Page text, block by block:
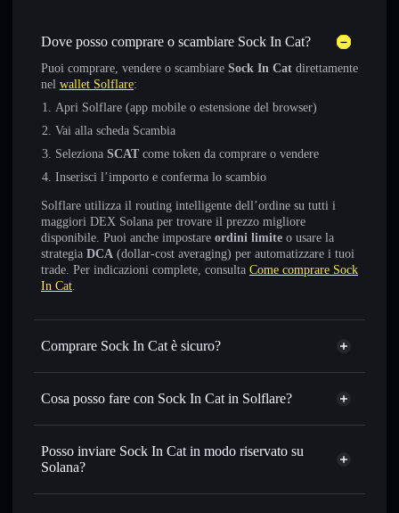
Dove posso comprare o scambiare Sock In Cat?
Puoi comprare, vendere o scambiare Sock In Cat direttamente
nel wallet Solflare:
Apri Solflare (app mobile o estensione del browser)
Vai alla scheda Scambia
Seleziona SCAT come token da comprare o vendere
Inserisci l’importo e conferma lo scambio
Solflare utilizza il routing intelligente dell’ordine su tutti i
maggiori DEX Solana per trovare il prezzo migliore
disponibile. Puoi anche impostare ordini limite o usare la
strategia DCA (dollar-cost averaging) per automatizzare i tuoi
trade. Per indicazioni complete, consulta Come comprare Sock
In Cat.
Comprare Sock In Cat è sicuro?
Sock In Cat non è verificato
Cosa posso fare con Sock In Cat in Solflare?
Sock In Cat
wallet Solflare
Scambiare istantaneamente — scambia SCAT in SOL,
USDC o in migliaia di altri token Solana al prezzo migliore
Posso inviare Sock In Cat in modo riservato su
Solana?
Aggregatore di privacy